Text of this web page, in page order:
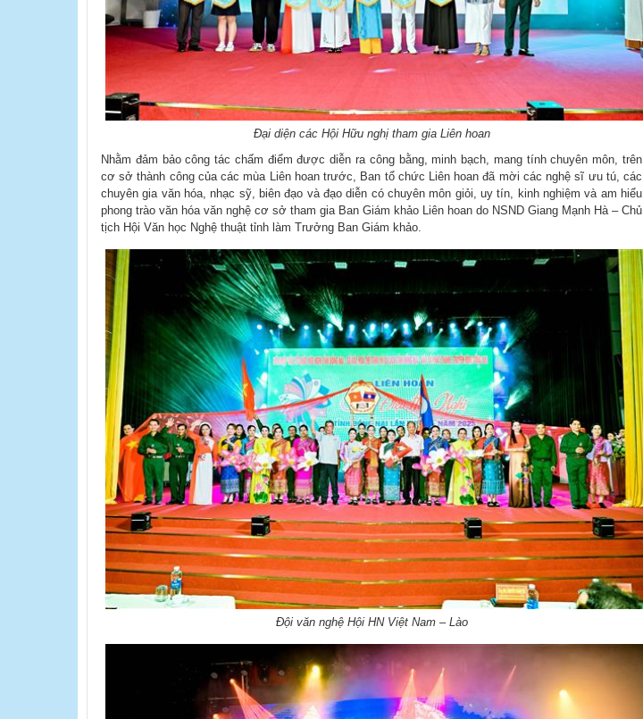
Đại diện các Hội Hữu nghị tham gia Liên hoan
Nhằm đảm bảo công tác chấm điểm được diễn ra công bằng, minh bạch, mang tính chuyên môn, trên
cơ sở thành công của các mùa Liên hoan trước, Ban tổ chức Liên hoan đã mời các nghệ sĩ ưu tú, các
chuyên gia văn hóa, nhạc sỹ, biên đạo và đạo diễn có chuyên môn giỏi, uy tín, kinh nghiệm và am hiểu
phong trào văn hóa văn nghệ cơ sở tham gia Ban Giám khảo Liên hoan do NSND Giang Mạnh Hà – Chủ
tịch Hội Văn học Nghệ thuật tỉnh làm Trưởng Ban Giám khảo.
Đội văn nghệ Hội HN Việt Nam – Lào